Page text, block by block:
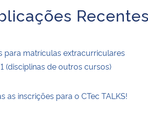
Recentes
para matrículas extracurriculares
(disciplinas de outros cursos)
as inscrições para o CTec TALKS!